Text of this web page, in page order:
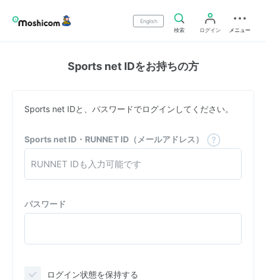
English
検索
ログイン メニュー
Sports net IDをお持ちの方
Sports net IDと、パスワードでログインしてください。
Sports net ID・RUNNET ID（メールアドレス）
パスワード
ログイン状態を保持する